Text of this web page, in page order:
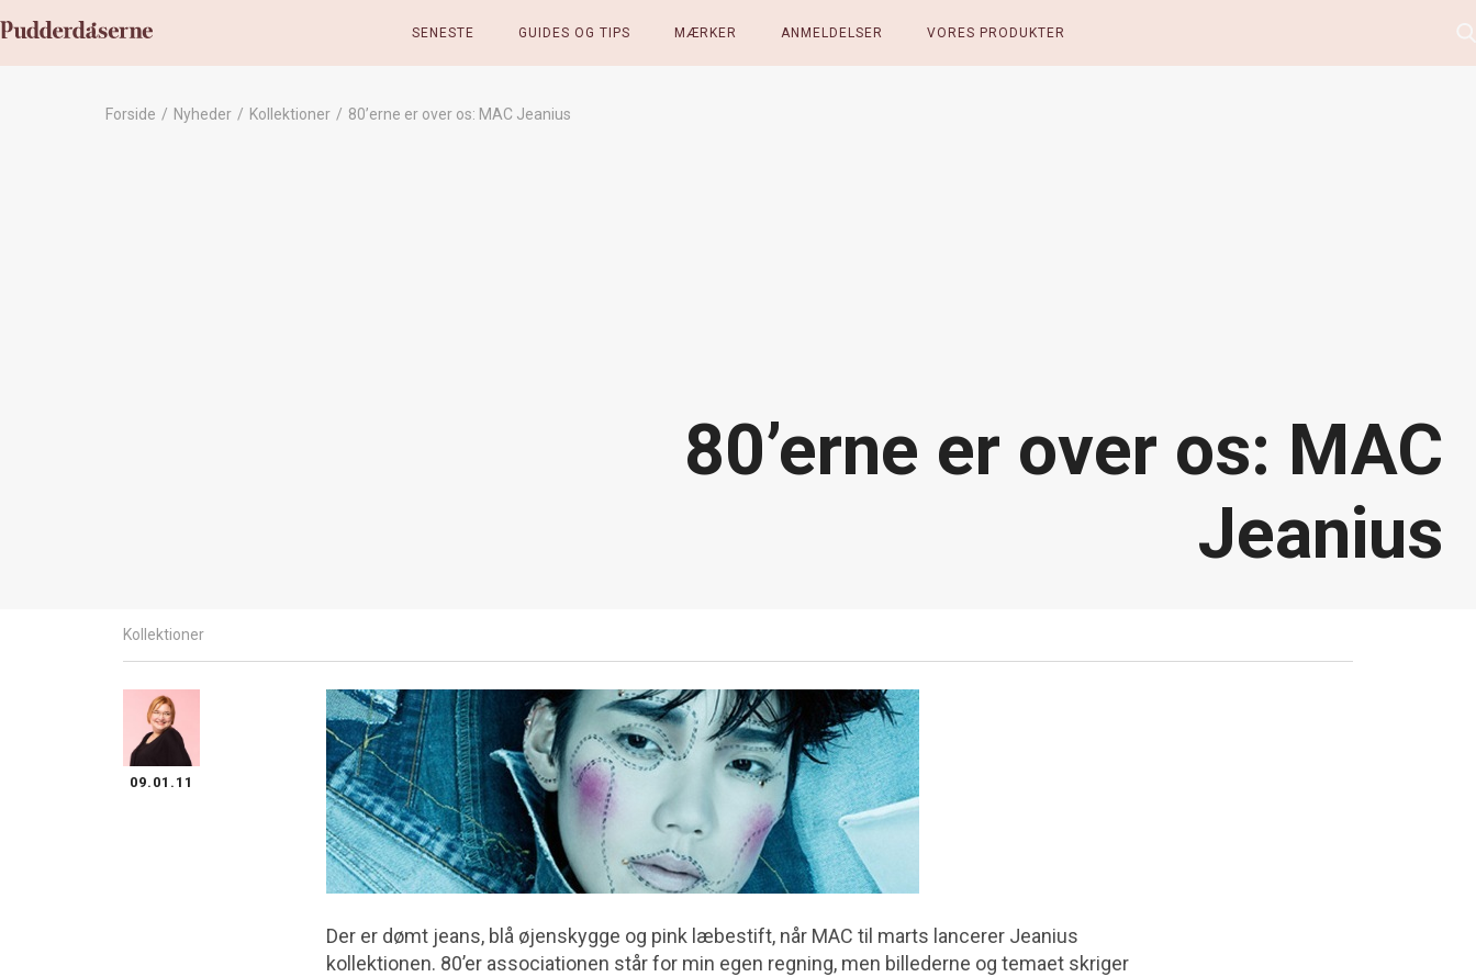
SENESTE GUIDES OG TIPS MÆRKER ANMELDELSER VORES PRODUKTER
Forside / Nyheder / Kollektioner / 80’erne er over os: MAC Jeanius
80’erne er over os: MAC
Jeanius
Kollektioner
09.01.11
Der er dømt jeans, blå øjenskygge og pink læbestift, når MAC til marts lancerer Jeanius
kollektionen. 80’er associationen står for min egen regning, men billederne og temaet skriger